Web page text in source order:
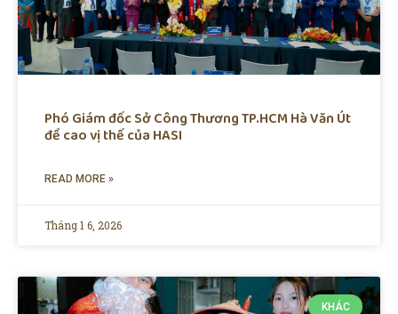
Phó Giám đốc Sở Công Thương TP.HCM Hà Văn Út
đề cao vị thế của HASI
READ MORE »
Tháng 1 6, 2026
KHÁC